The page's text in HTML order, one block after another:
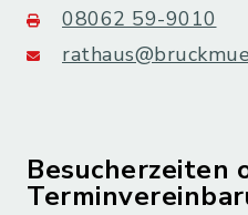
08062 59-9010
Besucherzeiten